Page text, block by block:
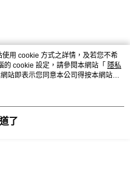
用 cookie 方式之詳情，及若您不希
cookie 設定，請參閱本網站「 隱私
站即表示您同意本公司得按本網站使
了